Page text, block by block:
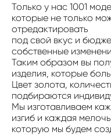
Только у нас 1001
которые не только
отредактировать
под свой вкус и
собственные
Таким образом вы
изделия, которые
Цвет золота,
подбираются
Мы изготавливаем
изгиб и каждая
которую мы будем